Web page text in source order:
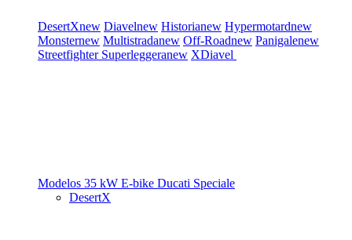
DesertXnew Diavelnew Historianew Hypermotardnew
Monsternew Multistradanew Off-Roadnew Panigalenew
Streetfighter Superleggeranew XDiavel
Modelos 35 kW E-bike Ducati Speciale
DesertX